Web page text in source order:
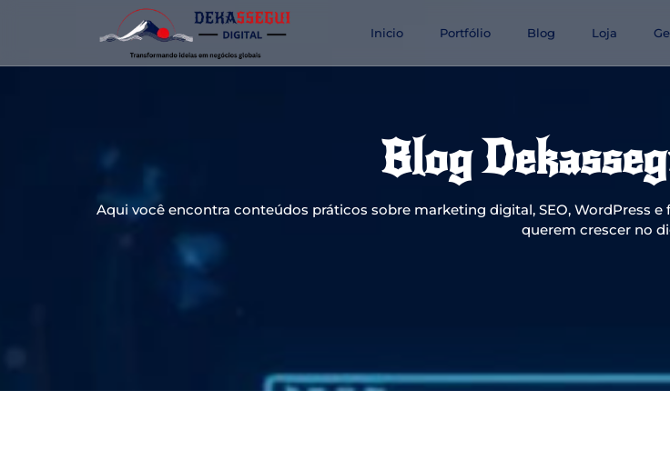
Inicio Portfólio Blog Loja
Blog
Aqui você encontra conteúdos práticos sobre marketing digital, SEO, WordPress
querem crescer no